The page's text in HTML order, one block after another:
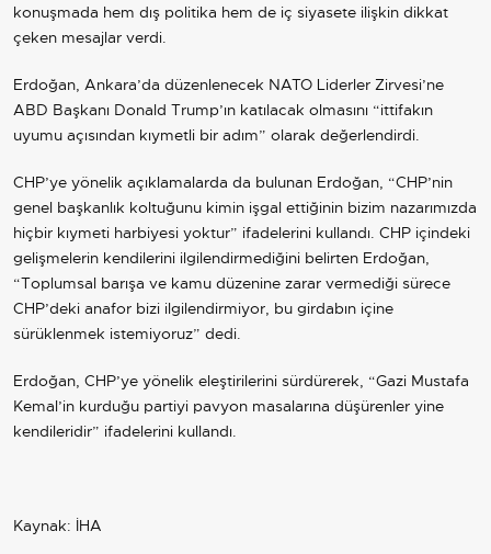
konuşmada hem dış politika hem de iç siyasete ilişkin dikkat
çeken mesajlar verdi.
Erdoğan, Ankara’da düzenlenecek NATO Liderler Zirvesi’ne
ABD Başkanı Donald Trump’ın katılacak olmasını “ittifakın
uyumu açısından kıymetli bir adım” olarak değerlendirdi.
CHP’ye yönelik açıklamalarda da bulunan Erdoğan, “CHP’nin
genel başkanlık koltuğunu kimin işgal ettiğinin bizim nazarımızda
hiçbir kıymeti harbiyesi yoktur” ifadelerini kullandı. CHP içindeki
gelişmelerin kendilerini ilgilendirmediğini belirten Erdoğan,
“Toplumsal barışa ve kamu düzenine zarar vermediği sürece
CHP’deki anafor bizi ilgilendirmiyor, bu girdabın içine
sürüklenmek istemiyoruz” dedi.
Erdoğan, CHP’ye yönelik eleştirilerini sürdürerek, “Gazi Mustafa
Kemal’in kurduğu partiyi pavyon masalarına düşürenler yine
kendileridir” ifadelerini kullandı.
Kaynak: İHA